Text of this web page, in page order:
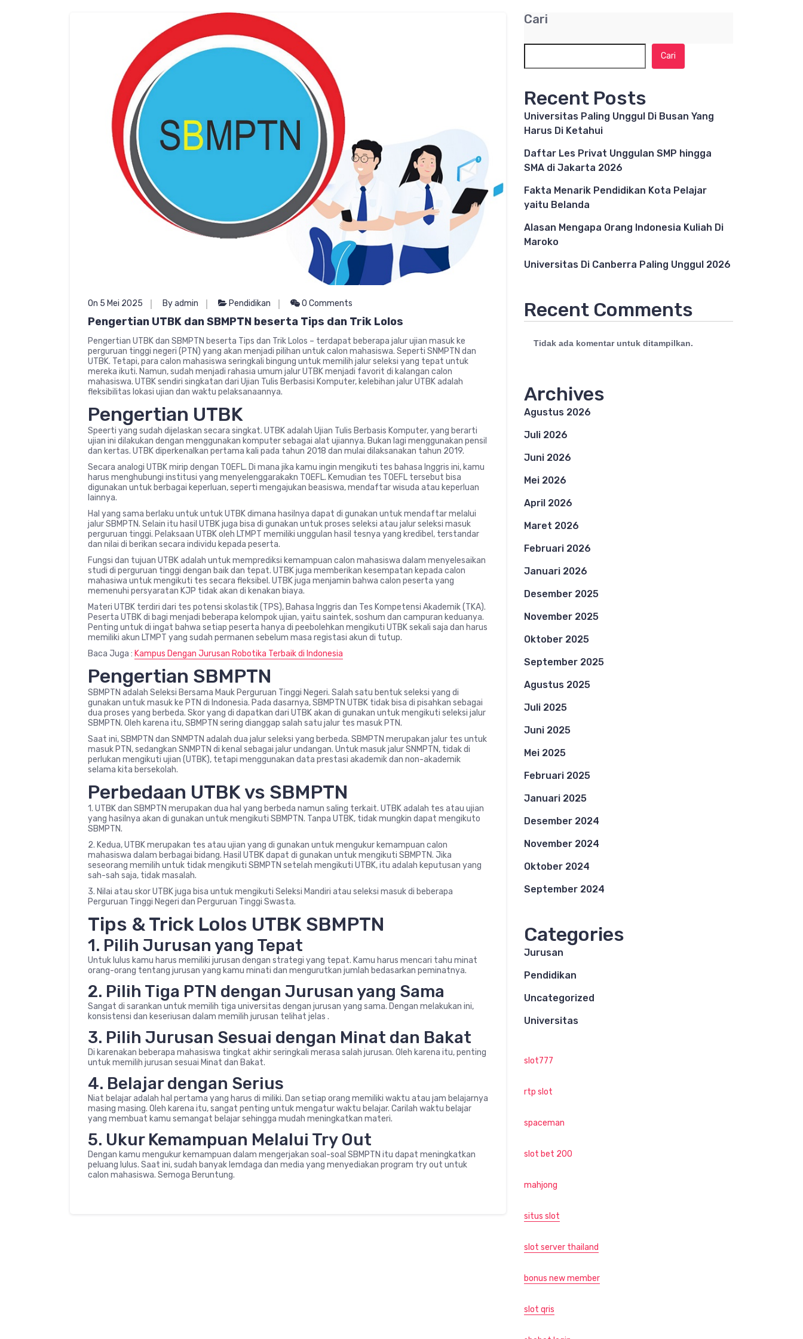
On 5 Mei 2025 By admin Pendidikan 0 Comments
Pengertian UTBK dan SBMPTN beserta Tips dan Trik Lolos
Pengertian UTBK dan SBMPTN beserta Tips dan Trik Lolos – terdapat beberapa jalur ujian masuk ke
perguruan tinggi negeri (PTN) yang akan menjadi pilihan untuk calon mahasiswa. Seperti SNMPTN dan
UTBK. Tetapi, para calon mahasiswa seringkali bingung untuk memilih jalur seleksi yang tepat untuk
mereka ikuti. Namun, sudah menjadi rahasia umum jalur UTBK menjadi favorit di kalangan calon
mahasiswa. UTBK sendiri singkatan dari Ujian Tulis Berbasisi Komputer, kelebihan jalur UTBK adalah
fleksibilitas lokasi ujian dan waktu pelaksanaannya.
Pengertian UTBK
Speerti yang sudah dijelaskan secara singkat. UTBK adalah Ujian Tulis Berbasis Komputer, yang berarti
ujian ini dilakukan dengan menggunakan komputer sebagai alat ujiannya. Bukan lagi menggunakan pensil
dan kertas. UTBK diperkenalkan pertama kali pada tahun 2018 dan mulai dilaksanakan tahun 2019.
Secara analogi UTBK mirip dengan TOEFL. Di mana jika kamu ingin mengikuti tes bahasa Inggris ini, kamu
harus menghubungi institusi yang menyelenggarakakn TOEFL. Kemudian tes TOEFL tersebut bisa
digunakan untuk berbagai keperluan, seperti mengajukan beasiswa, mendaftar wisuda atau keperluan
lainnya.
Hal yang sama berlaku untuk untuk UTBK dimana hasilnya dapat di gunakan untuk mendaftar melalui
jalur SBMPTN. Selain itu hasil UTBK juga bisa di gunakan untuk proses seleksi atau jalur seleksi masuk
perguruan tinggi. Pelaksaan UTBK oleh LTMPT memiliki unggulan hasil tesnya yang kredibel, terstandar
dan nilai di berikan secara individu kepada peserta.
Fungsi dan tujuan UTBK adalah untuk memprediksi kemampuan calon mahasiswa dalam menyelesaikan
studi di perguruan tinggi dengan baik dan tepat. UTBK juga memberikan kesempatan kepada calon
mahasiwa untuk mengikuti tes secara fleksibel. UTBK juga menjamin bahwa calon peserta yang
memenuhi persyaratan KJP tidak akan di kenakan biaya.
Materi UTBK terdiri dari tes potensi skolastik (TPS), Bahasa Inggris dan Tes Kompetensi Akademik (TKA).
Peserta UTBK di bagi menjadi beberapa kelompok ujian, yaitu saintek, soshum dan campuran keduanya.
Penting untuk di ingat bahwa setiap peserta hanya di peebolehkan mengikuti UTBK sekali saja dan harus
memiliki akun LTMPT yang sudah permanen sebelum masa registasi akun di tutup.
Baca Juga : Kampus Dengan Jurusan Robotika Terbaik di Indonesia
Pengertian SBMPTN
SBMPTN adalah Seleksi Bersama Mauk Perguruan Tinggi Negeri. Salah satu bentuk seleksi yang di
gunakan untuk masuk ke PTN di Indonesia. Pada dasarnya, SBMPTN UTBK tidak bisa di pisahkan sebagai
dua proses yang berbeda. Skor yang di dapatkan dari UTBK akan di gunakan untuk mengikuti seleksi jalur
SBMPTN. Oleh karena itu, SBMPTN sering dianggap salah satu jalur tes masuk PTN.
Saat ini, SBMPTN dan SNMPTN adalah dua jalur seleksi yang berbeda. SBMPTN merupakan jalur tes untuk
masuk PTN, sedangkan SNMPTN di kenal sebagai jalur undangan. Untuk masuk jalur SNMPTN, tidak di
perlukan mengikuti ujian (UTBK), tetapi menggunakan data prestasi akademik dan non-akademik
selama kita bersekolah.
Perbedaan UTBK vs SBMPTN
1. UTBK dan SBMPTN merupakan dua hal yang berbeda namun saling terkait. UTBK adalah tes atau ujian
yang hasilnya akan di gunakan untuk mengikuti SBMPTN. Tanpa UTBK, tidak mungkin dapat mengikuto
SBMPTN.
2. Kedua, UTBK merupakan tes atau ujian yang di gunakan untuk mengukur kemampuan calon
mahasiswa dalam berbagai bidang. Hasil UTBK dapat di gunakan untuk mengikuti SBMPTN. Jika
seseorang memilih untuk tidak mengikuti SBMPTN setelah mengikuti UTBK, itu adalah keputusan yang
sah-sah saja, tidak masalah.
3. Nilai atau skor UTBK juga bisa untuk mengikuti Seleksi Mandiri atau seleksi masuk di beberapa
Perguruan Tinggi Negeri dan Perguruan Tinggi Swasta.
Tips & Trick Lolos UTBK SBMPTN
1. Pilih Jurusan yang Tepat
Untuk lulus kamu harus memiliki jurusan dengan strategi yang tepat. Kamu harus mencari tahu minat
orang-orang tentang jurusan yang kamu minati dan mengurutkan jumlah bedasarkan peminatnya.
2. Pilih Tiga PTN dengan Jurusan yang Sama
Sangat di sarankan untuk memilih tiga universitas dengan jurusan yang sama. Dengan melakukan ini,
konsistensi dan keseriusan dalam memilih jurusan telihat jelas .
3. Pilih Jurusan Sesuai dengan Minat dan Bakat
Di karenakan beberapa mahasiswa tingkat akhir seringkali merasa salah jurusan. Oleh karena itu, penting
untuk memilih jurusan sesuai Minat dan Bakat.
4. Belajar dengan Serius
Niat belajar adalah hal pertama yang harus di miliki. Dan setiap orang memiliki waktu atau jam belajarnya
masing masing. Oleh karena itu, sangat penting untuk mengatur waktu belajar. Carilah waktu belajar
yang membuat kamu semangat belajar sehingga mudah meningkatkan materi.
5. Ukur Kemampuan Melalui Try Out
Dengan kamu mengukur kemampuan dalam mengerjakan soal-soal SBMPTN itu dapat meningkatkan
peluang lulus. Saat ini, sudah banyak lemdaga dan media yang menyediakan program try out untuk
calon mahasiswa. Semoga Beruntung.
Cari
Cari
Recent Posts
Universitas Paling Unggul Di Busan Yang
Harus Di Ketahui
Daftar Les Privat Unggulan SMP hingga
SMA di Jakarta 2026
Fakta Menarik Pendidikan Kota Pelajar
yaitu Belanda
Alasan Mengapa Orang Indonesia Kuliah Di
Maroko
Universitas Di Canberra Paling Unggul 2026
Recent Comments
Tidak ada komentar untuk ditampilkan.
Archives
Agustus 2026
Juli 2026
Juni 2026
Mei 2026
April 2026
Maret 2026
Februari 2026
Januari 2026
Desember 2025
November 2025
Oktober 2025
September 2025
Agustus 2025
Juli 2025
Juni 2025
Mei 2025
Februari 2025
Januari 2025
Desember 2024
November 2024
Oktober 2024
September 2024
Categories
Jurusan
Pendidikan
Uncategorized
Universitas
slot777
rtp slot
spaceman
slot bet 200
mahjong
situs slot
slot server thailand
bonus new member
slot qris